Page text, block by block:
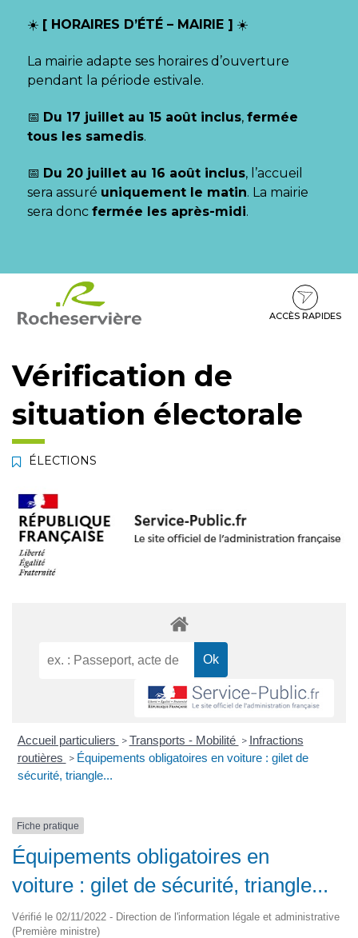
☀️ [ HORAIRES D’ÉTÉ – MAIRIE ] ☀️
La mairie adapte ses horaires d’ouverture
pendant la période estivale.
📅 Du 17 juillet au 15 août inclus, fermée
tous les samedis.
📅 Du 20 juillet au 16 août inclus, l’accueil
sera assuré uniquement le matin. La mairie
sera donc fermée les après-midi.
contenu
pied
ACCÈS RAPIDES
Vérification de
situation électorale
ÉLECTIONS
Accueil particuliers > Transports - Mobilité > Infractions
routières > Équipements obligatoires en voiture : gilet de
sécurité, triangle...
Fiche pratique
Équipements obligatoires en
voiture : gilet de sécurité, triangle...
Vérifié le 02/11/2022 - Direction de l'information légale et administrative
(Première ministre)